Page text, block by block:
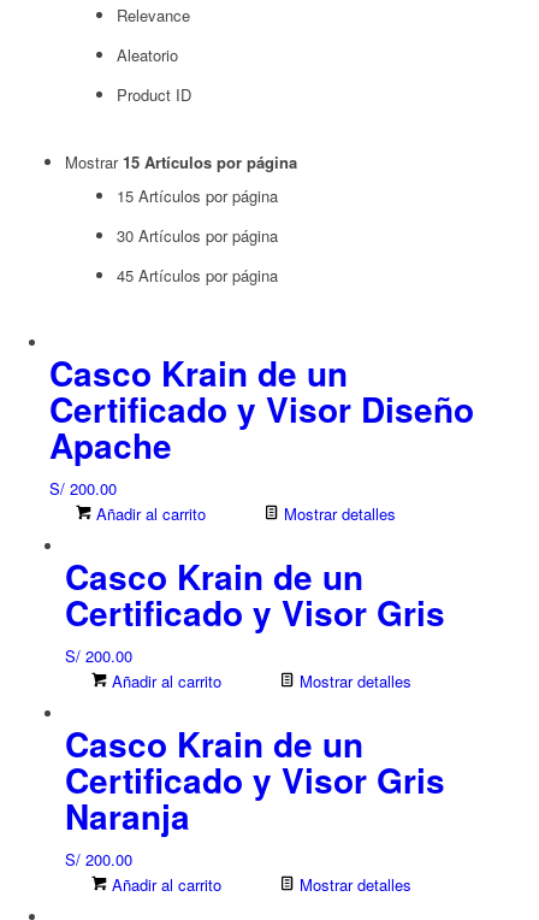
Relevance
Aleatorio
Product ID
Mostrar 15 Artículos por página
15 Artículos por página
30 Artículos por página
45 Artículos por página
Casco Krain de un
Certificado y Visor Diseño
Apache
S/200.00
Añadir al carrito
Mostrar detalles
Casco Krain de un
Certificado y Visor Gris
S/200.00
Añadir al carrito
Mostrar detalles
Casco Krain de un
Certificado y Visor Gris
Naranja
S/200.00
Añadir al carrito
Mostrar detalles